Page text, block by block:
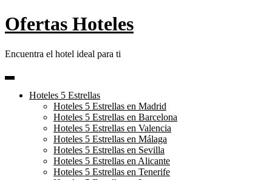
Skip
to
Ofertas Hoteles
Encuentra el hotel ideal para ti
Hoteles 5 Estrellas
Hoteles 5 Estrellas en Madrid
Hoteles 5 Estrellas en Barcelona
Hoteles 5 Estrellas en Valencia
Hoteles 5 Estrellas en Málaga
Hoteles 5 Estrellas en Sevilla
Hoteles 5 Estrellas en Alicante
Hoteles 5 Estrellas en Tenerife